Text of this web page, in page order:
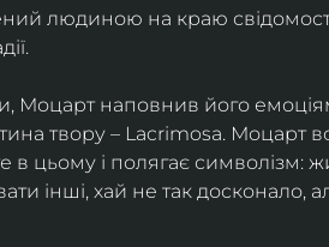
людиною на краю
Моцарт наповнив його
твору – Lacrimosa. Моцарт
в цьому і полягає символізм:
інші, хай не так досконало,